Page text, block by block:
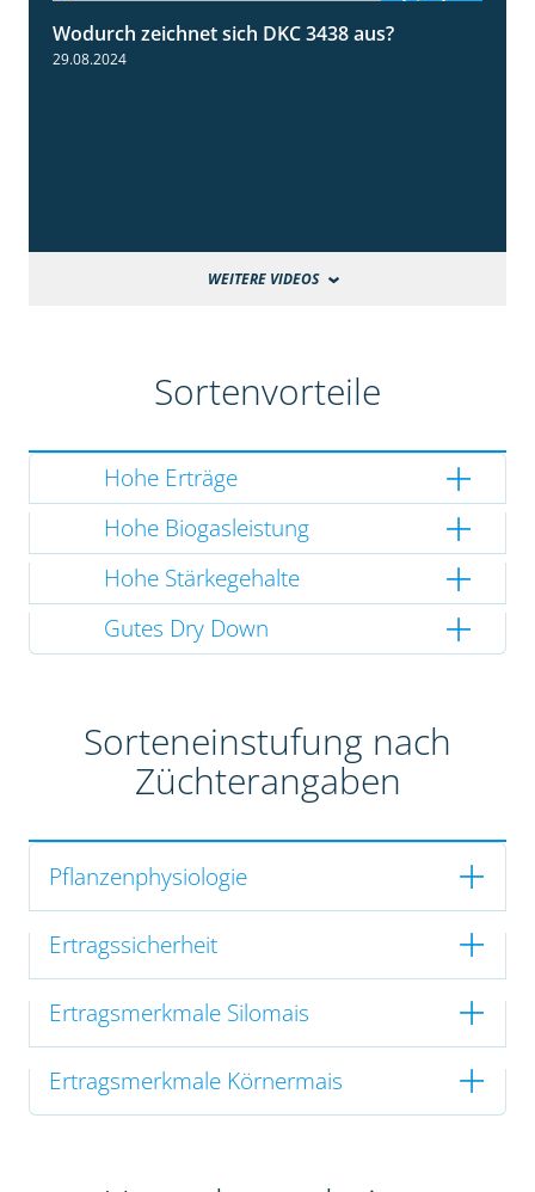
Wodurch zeichnet sich DKC 3438 aus?
29.08.2024
WEITERE VIDEOS
Sortenvorteile
Hohe Erträge
Hohe Biogasleistung
Hohe Stärkegehalte
Gutes Dry Down
Sorteneinstufung nach
Züchterangaben
Pflanzenphysiologie
Ertragssicherheit
Ertragsmerkmale Silomais
Ertragsmerkmale Körnermais